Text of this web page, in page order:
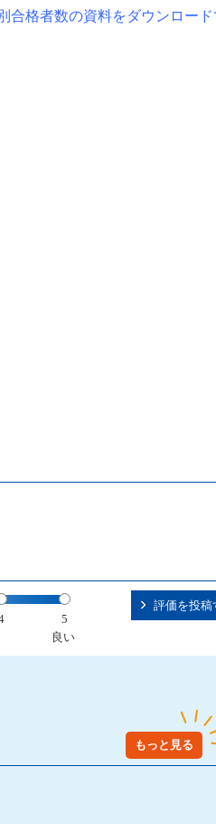
合格者数の資料をダウンロード
5
良い
評価を投稿
もっと見る